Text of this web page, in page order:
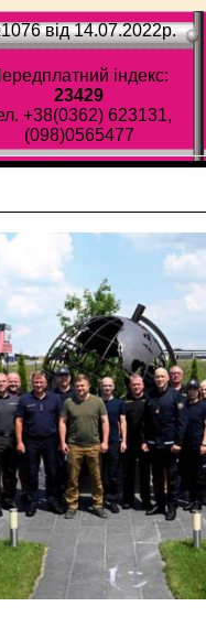
від 14.07.2022p.
індекс:
23429
+38(0362) 623131,
(098)0565477